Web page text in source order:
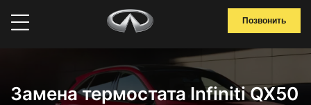
Позвонить
Замена термостата Infiniti QX50